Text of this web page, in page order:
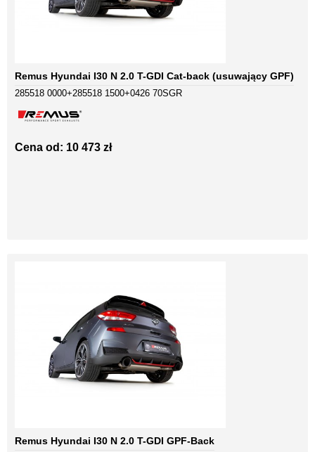
Remus Hyundai I30 N 2.0 T-GDI Cat-back (usuwający GPF)
285518 0000+285518 1500+0426 70SGR
Cena od: 10 473 zł
Remus Hyundai I30 N 2.0 T-GDI GPF-Back